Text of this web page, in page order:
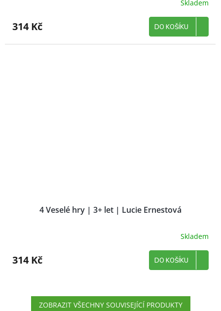
Skladem
314 Kč DO KOŠÍKU
4 Veselé hry | 3+ let | Lucie Ernestová
Skladem
314 Kč DO KOŠÍKU
ZOBRAZIT VŠECHNY SOUVISEJÍCÍ PRODUKTY